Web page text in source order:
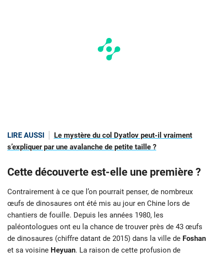
LIRE AUSSI
Le mystère du col Dyatlov peut-il vraiment
s’expliquer par une avalanche de petite taille ?
Cette découverte est-elle une première ?
Contrairement à ce que l’on pourrait penser, de nombreux
œufs de dinosaures ont été mis au jour en Chine lors de
chantiers de fouille. Depuis les années 1980, les
paléontologues ont eu la chance de trouver près de 43 œufs
de dinosaures (chiffre datant de 2015) dans la ville de Foshan
et sa voisine Heyuan. La raison de cette profusion de